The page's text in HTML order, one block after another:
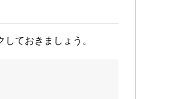
ておきましょう。